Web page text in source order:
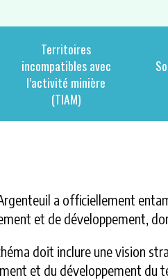
Territoires
incompatibles avec
l’activité minière
(TIAM)
a officiellement
et de développement,
doit inclure une vision
et du développement